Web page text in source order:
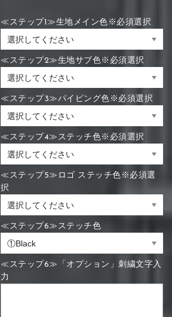
≪ステップ1≫生地メイン色※必須選択
≪ステップ2≫生地サブ色※必須選択
≪ステップ3≫パイピング色※必須選択
≪ステップ4≫ステッチ色※必須選択
≪ステップ5≫ロゴ ステッチ色※必須選
択
≪ステップ6≫ステッチ色
≪ステップ6≫「オプション」刺繍文字入
力